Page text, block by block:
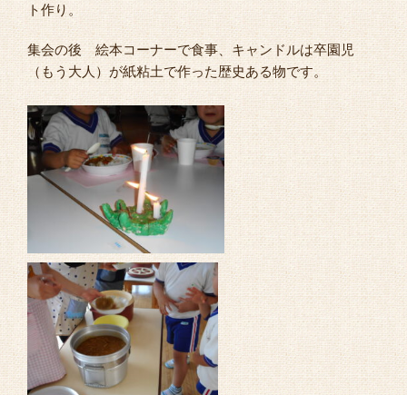
ト作り。
集会の後 絵本コーナーで食事、キャンドルは卒園児
（もう大人）が紙粘土で作った歴史ある物です。